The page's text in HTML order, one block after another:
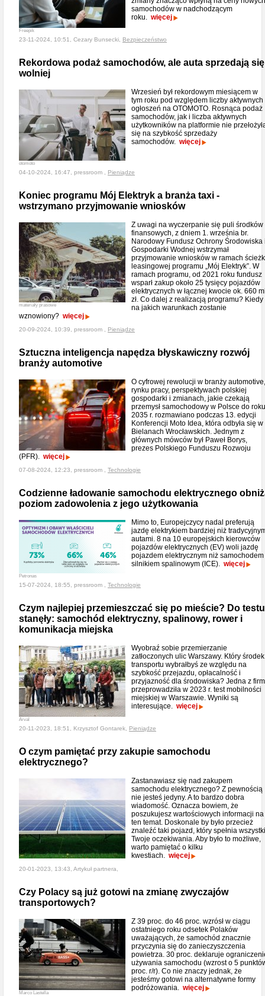
Freepik
samochodów w nadchodzącym
roku. więcej
23-11-2024, 10:51, Cezary Bunsecki, Bezpieczeństwo
Rekordowa podaż samochodów, ale auta sprzedają się
wolniej
otomoto
Wrzesień był rekordowym miesiącem w
tym roku pod względem liczby aktywnych
ogłoszeń na OTOMOTO. Rosnąca podaż
samochodów, jak i liczba aktywnych
użytkowników na platformie nie
się na szybkość sprzedaży
samochodów. więcej
04-10-2024, 16:47, pressroom , Pieniądze
Koniec programu Mój Elektryk a branża taxi -
wstrzymano przyjmowanie wniosków
materiały prasowe
Z uwagi na wyczerpanie się puli środków
finansowych, z dniem 1. września br.
Narodowy Fundusz Ochrony Środowiska
Gospodarki Wodnej wstrzymał
przyjmowanie wniosków w ramach
leasingowej programu „Mój Elektryk”. W
ramach programu, od 2021 roku fundusz
wsparł zakup około 25 tysięcy pojazdów
elektrycznych w łącznej kwocie ok. 660
zł. Co dalej z realizacją programu? Kiedy
na jakich warunkach zostanie
wznowiony? więcej
20-09-2024, 10:39, pressroom , Pieniądze
Sztuczna inteligencja napędza błyskawiczny rozwój
branży automotive
O cyfrowej rewolucji w branży automotive,
rynku pracy, perspektywach polskiej
gospodarki i zmianach, jakie czekają
przemysł samochodowy w Polsce do roku
2035 r. rozmawiano podczas 13. edycji
Konferencji Moto Idea, która odbyła się w
Bielanach Wrocławskich. Jednym z
głównych mówców był Paweł Borys,
prezes Polskiego Funduszu Rozwoju
(PFR). więcej
07-08-2024, 12:23, pressroom , Technologie
Codzienne ładowanie samochodu elektrycznego
poziom zadowolenia z jego użytkowania
Petronas
Mimo to, Europejczycy nadal preferują
jazdę elektrykiem bardziej niż
autami. 8 na 10 europejskich kierowców
pojazdów elektrycznych (EV) woli jazdę
pojazdem elektrycznym niż samochodem
silnikiem spalinowym (ICE). więcej
15-07-2024, 18:55, pressroom , Technologie
Czym najlepiej przemieszczać się po mieście? Do testu
stanęły: samochód elektryczny, spalinowy, rower i
komunikacja miejska
Arval
Wyobraź sobie przemierzanie
zatłoczonych ulic Warszawy. Który środek
transportu wybrałbyś ze względu na
szybkość przejazdu, opłacalność i
przyjazność dla środowiska? Jedna z firm
przeprowadziła w 2023 r. test mobilności
miejskiej w Warszawie. Wyniki są
interesujące. więcej
20-11-2023, 18:51, Krzysztof Gontarek, Pieniądze
O czym pamiętać przy zakupie samochodu
elektrycznego?
Zastanawiasz się nad zakupem
samochodu elektrycznego? Z pewnością
nie jesteś jedyny. A to bardzo dobra
wiadomość. Oznacza bowiem, że
poszukujesz wartościowych informacji na
ten temat. Doskonale by było przecież
znaleźć taki pojazd, który spełnia
Twoje oczekiwania. Aby było to możliwe,
warto pamiętać o kilku
kwestiach. więcej
20-01-2023, 13:43, Artykuł partnera,
Czy Polacy są już gotowi na zmianę zwyczajów
transportowych?
Marco Lastella
Z 39 proc. do 46 proc. wzrósł w ciągu
ostatniego roku odsetek Polaków
uważających, że samochód znacznie
przyczynia się do zanieczyszczenia
powietrza. 30 proc. deklaruje
używania samochodu (wzrost o 5
proc. r/r). Co nie znaczy jednak, że
jesteśmy gotowi na alternatywne formy
podróżowania. więcej